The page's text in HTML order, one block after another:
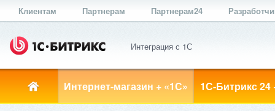
Клиентам Партнерам Партнерам24
Интеграция с 1С
Интернет-магазин + «1С» 1С-Битрикс 24